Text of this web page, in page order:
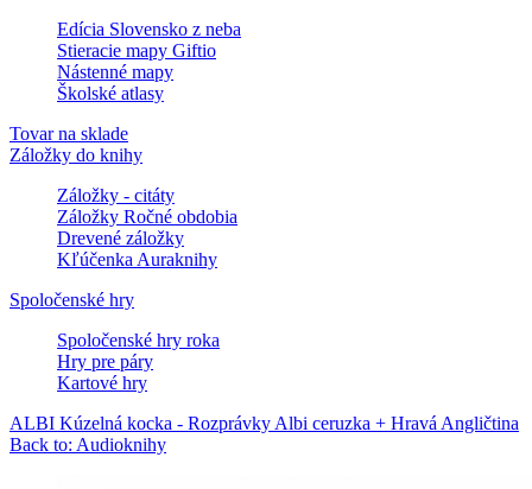
Edícia Slovensko z neba
Stieracie mapy Giftio
Nástenné mapy
Školské atlasy
Tovar na sklade
Záložky do knihy
Záložky - citáty
Záložky Ročné obdobia
Drevené záložky
Kľúčenka Auraknihy
Spoločenské hry
Spoločenské hry roka
Hry pre páry
Kartové hry
ALBI Kúzelná kocka - Rozprávky Albi ceruzka + Hravá Angličtina
Back to: Audioknihy